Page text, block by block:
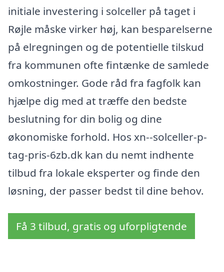
initiale investering i solceller på taget i
Røjle måske virker høj, kan besparelserne
på elregningen og de potentielle tilskud
fra kommunen ofte fintænke de samlede
omkostninger. Gode råd fra fagfolk kan
hjælpe dig med at træffe den bedste
beslutning for din bolig og dine
økonomiske forhold. Hos xn--solceller-p-
tag-pris-6zb.dk kan du nemt indhente
tilbud fra lokale eksperter og finde den
løsning, der passer bedst til dine behov.
Få 3 tilbud, gratis og uforpligtende